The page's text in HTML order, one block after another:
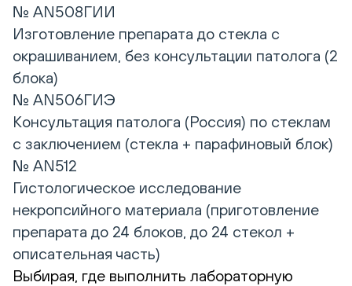
№ AN508ГИИ
Изготовление препарата до стекла с
окрашиванием, без консультации патолога (2
блока)
№ AN506ГИЭ
Консультация патолога (Россия) по стеклам
с заключением (стекла + парафиновый блок)
№ AN512
Гистологическое исследование
некропсийного материала (приготовление
препарата до 24 блоков, до 24 стекол +
описательная часть)
Выбирая, где выполнить лабораторную